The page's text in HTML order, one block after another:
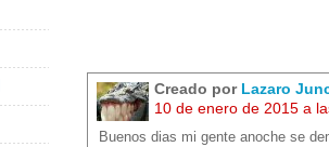
Creado por Lazaro
10 de enero de 2015 a
Buenos dias mi gente anoche se